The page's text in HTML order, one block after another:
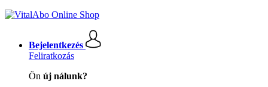
Bejelentkezés
Feliratkozás
Ön új nálunk?